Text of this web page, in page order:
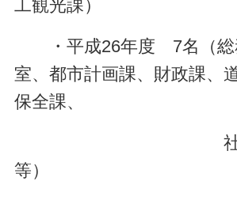
工観光課）
・平成26年度 7名（総
室、都市計画課、財政課、
保全課、
社会福
等）